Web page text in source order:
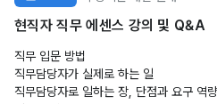
현직자 직무 에센스 강의 및 Q&A
직무 입문 방법
직무담당자가 실제로 하는 일
직무담당자로 일하는 장, 단점과 요구 역량